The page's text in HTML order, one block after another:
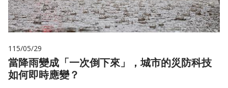
115/05/29
當降雨變成「一次倒下來」，城市的災防科技
如何即時應變？